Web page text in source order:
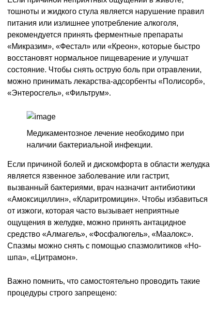
тошноты и жидкого стула является нарушение правил
питания или излишнее употребление алкоголя,
рекомендуется принять ферментные препараты
«Микразим», «Фестал» или «Креон», которые быстро
восстановят нормальное пищеварение и улучшат
состояние. Чтобы снять острую боль при отравлении,
можно принимать лекарства-адсорбенты «Полисорб»,
«Энтеросгель», «Фильтрум».
Медикаментозное лечение необходимо при
наличии бактериальной инфекции.
Если причиной болей и дискомфорта в области желудка
является язвенное заболевание или гастрит,
вызванный бактериями, врач назначит антибиотики
«Амоксициллин», «Кларитромицин». Чтобы избавиться
от изжоги, которая часто вызывает неприятные
ощущения в желудке, можно принять антацидное
средство «Алмагель», «Фосфалюгель», «Маалокс».
Спазмы можно снять с помощью спазмолитиков «Но-
шпа», «Цитрамон».
Важно помнить, что самостоятельно проводить такие
процедуры строго запрещено: